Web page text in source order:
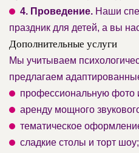
4. Проведение. Наши
праздник для детей, а вы
Дополнительные услуги
Мы учитываем
предлагаем
профессиональную фото
аренду мощного
тематическое
сладкие столы и торт шоу;